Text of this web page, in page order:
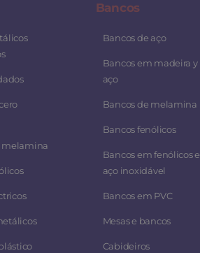
melamina
Bancos
Bancos de aço
Bancos em madeira y
aço
Bancos de melamina
Bancos fenólicos
Bancos em fenólicos e
aço inoxidável
Bancos em PVC
Mesas e bancos
Cabideiros